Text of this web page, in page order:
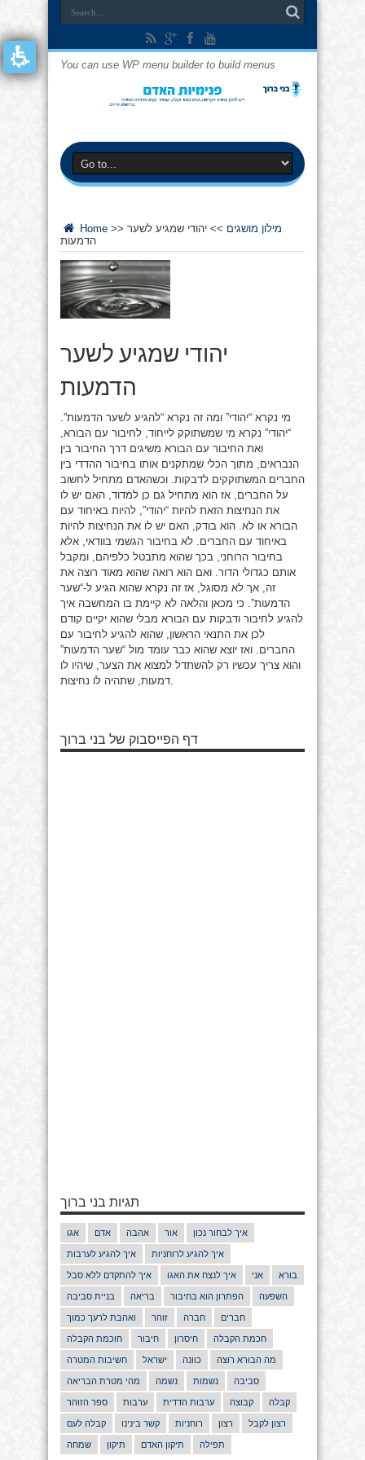
You can use WP menu builder to build menus
Home >> מילון מושגים >> יהודי שמגיע לשער
הדמעות
יהודי שמגיע לשער
הדמעות
מי נקרא “יהודי” ומה זה נקרא “להגיע לשער הדמעות”.
“יהודי” נקרא מי שמשתוקק לייחוד, לחיבור עם הבורא,
ואת החיבור עם הבורא משיגים דרך החיבור בין
הנבראים, מתוך הכלי שמתקנים אותו בחיבור ההדדי בין
החברים המשתוקקים לדבקות. וכשהאדם מתחיל לחשוב
על החברים, אז הוא מתחיל גם כן למדוד, האם יש לו
את הנחיצות הזאת להיות “יהודי”, להיות באיחוד עם
הבורא או לא. הוא בודק, האם יש לו את הנחיצות להיות
באיחוד עם החברים. לא בחיבור הגשמי בוודאי, אלא
בחיבור הרוחני, בכך שהוא מתבטל כלפיהם, ומקבל
אותם כגדולי הדור. ואם הוא רואה שהוא מאוד רוצה את
זה, אך לא מסוגל, אז זה נקרא שהוא הגיע ל-“שער
הדמעות”. כי מכאן והלאה לא קיימת בו המחשבה איך
להגיע לחיבור ודבקות עם הבורא מבלי שהוא יקיים קודם
לכן את התנאי הראשון, שהוא להגיע לחיבור עם
החברים. ואז יוצא שהוא כבר עומד מול “שער הדמעות”
והוא צריך עכשיו רק להשתדל למצוא את הצער, שיהיו לו
דף הפייסבוק של בני ברוך
תגיות בני ברוך
אגו אדם אהבה אור איך לבחור נכון
איך להגיע לערבות איך להגיע לרוחניות
איך להתקדם ללא סבל איך לנצח את האגו אני בורא
בניית סביבה בריאה הפתרון הוא בחיבור השפעה
ואהבת לרעך כמוך זוהר חברה חברים
חוכמת הקבלה חיבור חיסרון חכמת הקבלה
חשיבות המטרה ישראל כוונה מה הבורא רוצה
מהי מטרת הבריאה נשמה נשמות סביבה
ספר הזוהר ערבות ערבות הדדית קבוצה קבלה
קבלה לעם קשר בינינו רוחניות רצון רצון לקבל
שמחה תיקון תיקון האדם תפילה